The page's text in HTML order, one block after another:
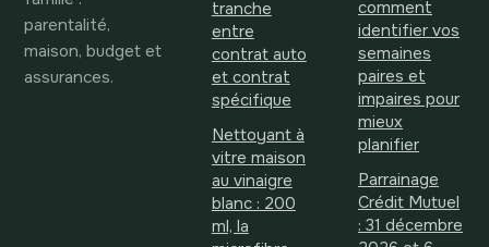
parentalité,
maison, budget et
assurances.
tranche
entre
contrat auto
et contrat
spécifique
Nettoyant à
vitre maison
au vinaigre
blanc : 200
ml, la
comment
identifier vos
semaines
paires et
impaires pour
mieux
planifier
Parrainage
Crédit Mutuel
: 31 décembre